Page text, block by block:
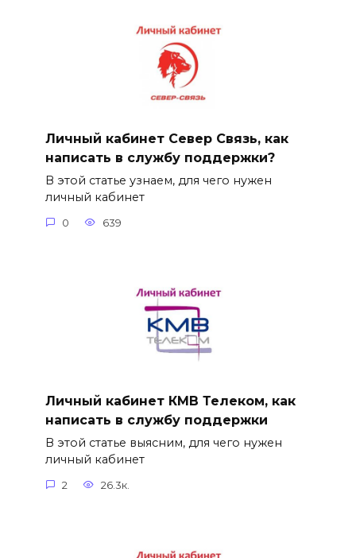
Личный кабинет Север Связь, как
написать в службу поддержки?
В этой статье узнаем, для чего нужен
личный кабинет
0 639
Личный кабинет КМВ Телеком, как
написать в службу поддержки
В этой статье выясним, для чего нужен
личный кабинет
2 26.3к.